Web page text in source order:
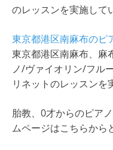
のレッスンを実施して
東京都港区南麻布のピ
東京都港区南麻布、麻
ノ/ヴァイオリン/フル
リネットのレッスンを
胎教、0才からのピア
ムページはこちらから